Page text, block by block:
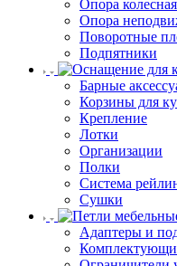
Опора колесная
Опора
Поворотные
Подпятники
Барные
Корзины для
Крепление
Лотки
Организации
Полки
Система
Сушки
Адаптеры и